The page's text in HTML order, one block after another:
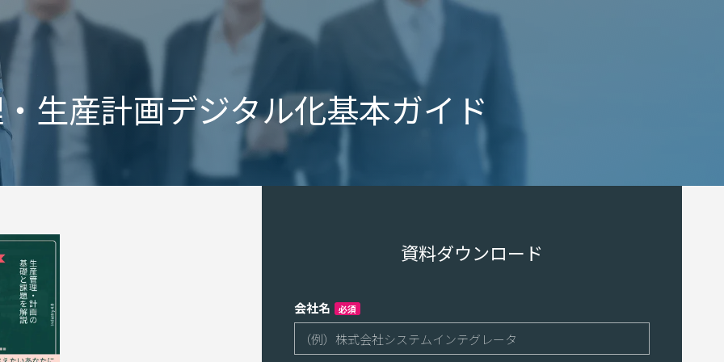
生産計画デジタル化基本ガイド
資料ダウンロード
会社名 必須